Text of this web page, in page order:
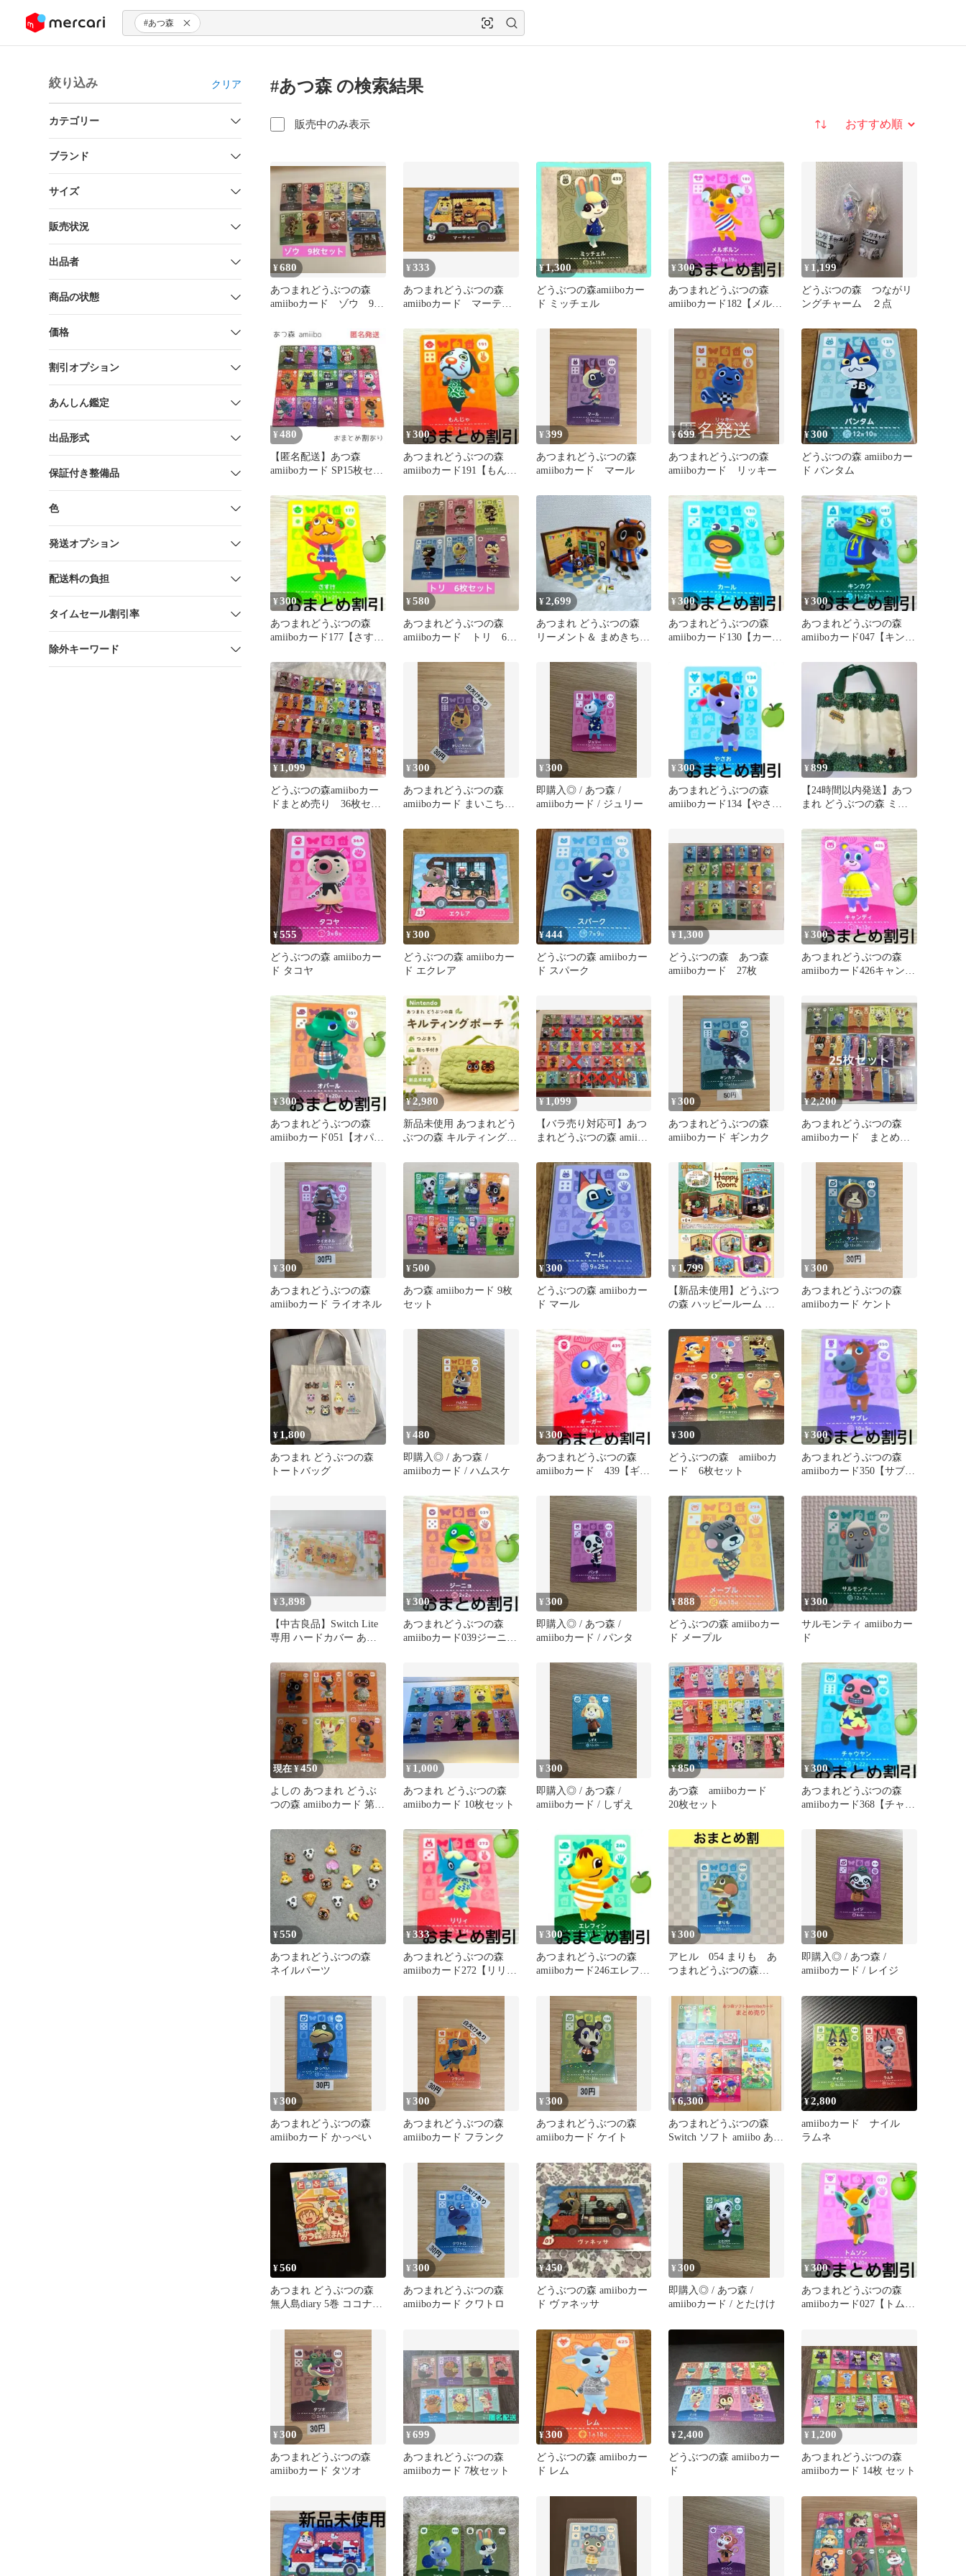
ツにスキップ #あつ森
絞り込み クリア
カテゴリー
ブランド
サイズ
販売状況
出品者
商品の状態
価格
割引オプション
あんしん鑑定
出品形式
保証付き整備品
色
発送オプション
配送料の負担
タイムセール割引率
除外キーワード
#あつ森 の検索結果
販売中のみ表示 並び替え
¥680
あつまれどうぶつの森
amiiboカード ゾウ 9枚
¥333
あつまれどうぶつの森
amiiboカード マーティ
¥1,300
どうぶつの森amiiboカー
ド ミッチェル
¥300
あつまれどうぶつの森
amiiboカード182【メルボ
あつ森
¥ 1,199
どうぶつの森 つながリ
ングチャーム ２点
¥ 480
【匿名配送】あつ森
amiiboカード SP15枚セッ
¥300
あつまれどうぶつの森
amiiboカード191【もんじ
¥399
あつまれどうぶつの森
amiiboカード マール
¥699
あつまれどうぶつの森
amiiboカード リッキー
¥300
どうぶつの森 amiiboカー
ド バンタム
¥300
あつまれどうぶつの森
amiiboカード177【さす
２
¥580
あつまれどうぶつの森
amiiboカード トリ 6枚
¥2,699
あつまれ どうぶつの森
リーメント＆ まめきちチ
¥300
あつまれどうぶつの森
amiiboカード130【カー
森どう森
¥300
あつまれどうぶつの森
amiiboカード047【キンカ
森１
¥1,099
どうぶつの森amiiboカー
ドまとめ売り 36枚セッ
¥300
あつまれどうぶつの森
amiiboカード まいこちゃ
¥300
即購入◎ / あつ森 /
amiiboカード / ジュリー
¥ 300
あつまれどうぶつの森
amiiboカード134【やさ
¥899
【24時間以内発送】あつ
まれ どうぶつの森 ミニ
¥555
どうぶつの森 amiiboカー
ド タコヤ
¥300
どうぶつの森 amiiboカー
ド エクレア
¥444
どうぶつの森 amiiboカー
ド スパーク
¥ 1,300
どうぶつの森 あつ森
amiiboカード 27枚
¥300
あつまれどうぶつの森
amiiboカード426キャンデ
¥300
あつまれどうぶつの森
amiiboカード051【オパー
つ森
¥2,980
新品未使用 あつまれどう
ぶつの森 キルティングポ
き
¥ 1,099
【バラ売り対応可】あつ
まれどうぶつの森 amiibo
¥300
あつまれどうぶつの森
amiiboカード ギンカク
¥2,200
あつまれどうぶつの森
amiiboカード まとめ売
¥300
あつまれどうぶつの森
amiiboカード ライオネル
¥500
あつ森 amiiboカード 9枚
セット
¥300
どうぶつの森 amiiboカー
ド マール
¥ 1,799
【新品未使用】どうぶつ
の森 ハッピールーム リ
¥300
あつまれどうぶつの森
amiiboカード ケント
¥ 1,800
あつまれ どうぶつの森
トートバッグ
¥480
即購入◎ / あつ森 /
amiiboカード / ハムスケ
¥300
あつまれどうぶつの森
amiiboカード 439【ギー
¥300
どうぶつの森 amiiboカ
ード 6枚セット
¥300
あつまれどうぶつの森
amiiboカード350【サブ
どう森１
¥3,898
【中古良品】Switch Lite
専用 ハードカバー あつ
¥300
あつまれどうぶつの森
amiiboカード039ジーニョ
¥300
即購入◎ / あつ森 /
amiiboカード / パンタ
¥888
どうぶつの森 amiiboカー
ド メープル
¥300
サルモンティ amiiboカー
ド
現在 ¥450
よしの あつまれ どうぶ
つの森 amiiboカード 第5
¥ 1,000
あつまれ どうぶつの森
amiiboカード 10枚セット
¥300
即購入◎ / あつ森 /
amiiboカード / しずえ
¥850
あつ森 amiiboカード
20枚セット
¥300
あつまれどうぶつの森
amiiboカード368【チャウ
どう森
¥550
あつまれどうぶつの森
ネイルパーツ
¥333
あつまれどうぶつの森
amiiboカード272【リリ
あつ森
¥ 300
あつまれどうぶつの森
amiiboカード246エレフィ
ミーボ
¥300
アヒル 054 まりも あ
つまれどうぶつの森
¥300
即購入◎ / あつ森 /
amiiboカード / レイジ
¥300
あつまれどうぶつの森
amiiboカード かっぺい
¥300
あつまれどうぶつの森
amiiboカード フランク
¥300
あつまれどうぶつの森
amiiboカード ケイト
¥6,300
あつまれどうぶつの森
Switch ソフト amiibo あつ
¥2,800
amiiboカード ナイル
ラムネ
¥560
あつまれ どうぶつの森
無人島diary 5巻 ココナス
¥300
あつまれどうぶつの森
amiiboカード クワトロ
¥450
どうぶつの森 amiiboカー
ド ヴァネッサ
¥300
即購入◎ / あつ森 /
amiiboカード / とたけけ
¥300
あつまれどうぶつの森
amiiboカード027【トムソ
¥300
あつまれどうぶつの森
amiiboカード タツオ
¥699
あつまれどうぶつの森
amiiboカード 7枚セット
¥300
どうぶつの森 amiiboカー
ド レム
¥2,400
どうぶつの森 amiiboカー
ド
¥ 1,200
あつまれどうぶつの森
amiiboカード 14枚 セット